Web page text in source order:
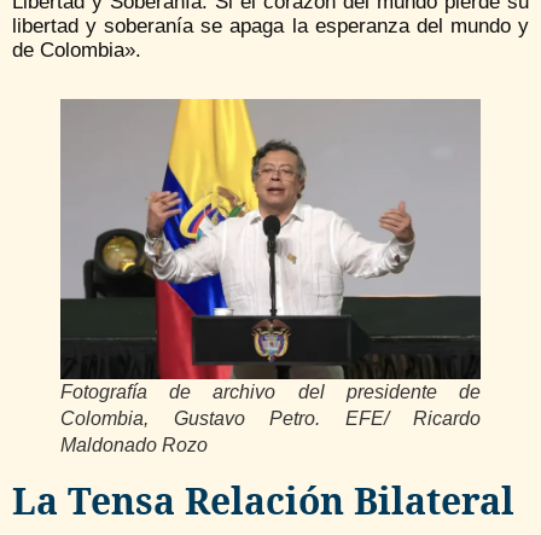
libertad y soberanía se apaga la esperanza del mundo y
de Colombia».
Fotografía de archivo del presidente de
Colombia, Gustavo Petro. EFE/ Ricardo
Maldonado Rozo
La Tensa Relación Bilateral